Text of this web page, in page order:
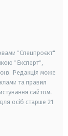
"Спецпроєкт"
"Експерт",
Редакція може
та правил
сайтом.
осіб старше 21